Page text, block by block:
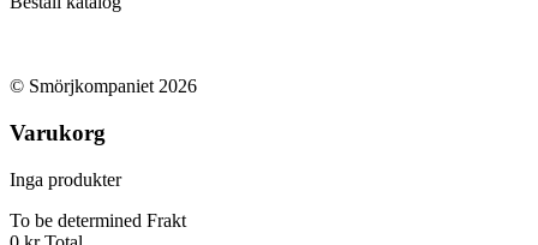
© Smörjkompaniet 2026
Varukorg
Inga produkter
To be determined Frakt